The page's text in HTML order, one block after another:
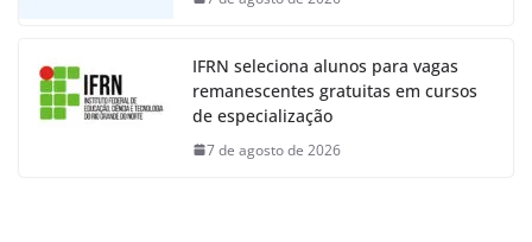
IFRN seleciona alunos para vagas
remanescentes gratuitas em cursos
de especialização
7 de agosto de 2026